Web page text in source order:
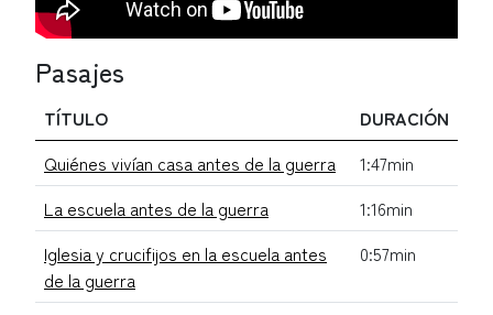
Pasajes
TÍTULO
DURACIÓN
Quiénes vivían casa antes de la guerra
1:47min
La escuela antes de la guerra
1:16min
Iglesia y crucifijos en la escuela antes
de la guerra
0:57min